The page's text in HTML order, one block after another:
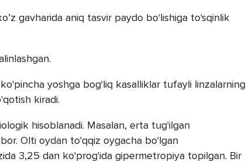
gavharida aniq tasvir paydo bo'lishiga to'sqinlik
yoshga bog'liq kasalliklar tufayli linzalarning
kiradi.
hisoblanadi. Masalan, erta tug'ilgan
Olti oydan to'qqiz oygacha bo'lgan
3,25 dan ko'prog'ida gipermetropiya topilgan. Bir